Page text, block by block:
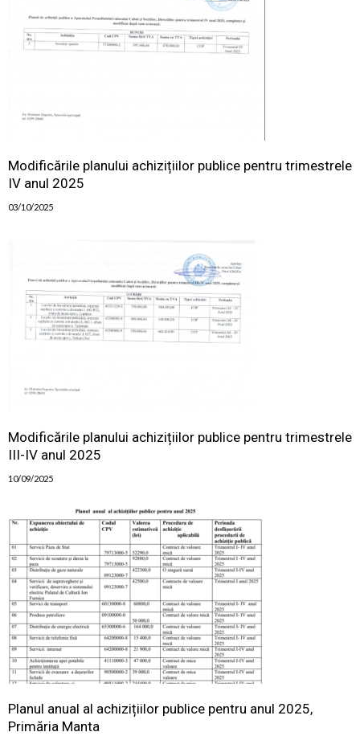
Modificările planului achizițiilor publice pentru trimestrele
IV anul 2025
03/10/2025
Modificările planului achizițiilor publice pentru trimestrele
III-IV anul 2025
10/09/2025
Planul anual al achizițiilor publice pentru anul 2025,
Primăria Manta